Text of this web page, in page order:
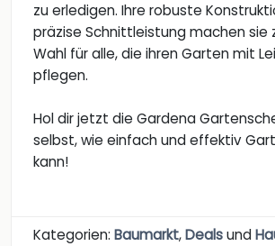
zu erledigen. Ihre robuste
präzise Schnittleistung machen sie
Wahl für alle, die ihren Garten mit
pflegen.
Hol dir jetzt die Gardena
selbst, wie einfach und effektiv
kann!
Kategorien: Baumarkt,Dealsund